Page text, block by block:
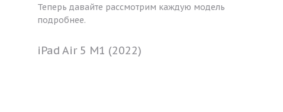
Теперь давайте рассмотрим каждую модель
подробнее.
iPad Air 5 M1 (2022)